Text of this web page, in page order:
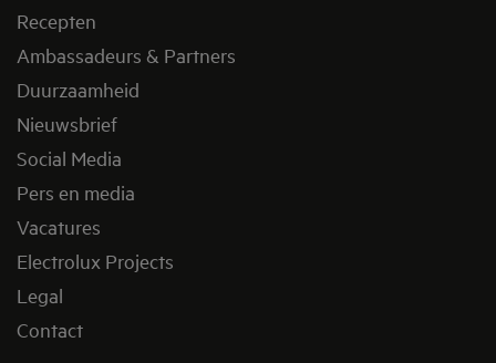
Recepten
Ambassadeurs & Partners
Duurzaamheid
Nieuwsbrief
Social Media
Pers en media
Vacatures
Electrolux Projects
Legal
Contact